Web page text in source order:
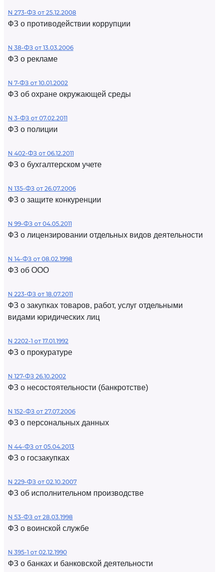
N 273-ФЗ от 25.12.2008
ФЗ о противодействии коррупции
N 38-ФЗ от 13.03.2006
ФЗ о рекламе
N 7-ФЗ от 10.01.2002
ФЗ об охране окружающей среды
N 3-ФЗ от 07.02.2011
ФЗ о полиции
N 402-ФЗ от 06.12.2011
ФЗ о бухгалтерском учете
N 135-ФЗ от 26.07.2006
ФЗ о защите конкуренции
N 99-ФЗ от 04.05.2011
ФЗ о лицензировании отдельных видов деятельности
N 14-ФЗ от 08.02.1998
ФЗ об ООО
N 223-ФЗ от 18.07.2011
ФЗ о закупках товаров, работ, услуг отдельными
видами юридических лиц
N 2202-1 от 17.01.1992
ФЗ о прокуратуре
N 127-ФЗ 26.10.2002
ФЗ о несостоятельности (банкротстве)
N 152-ФЗ от 27.07.2006
ФЗ о персональных данных
N 44-ФЗ от 05.04.2013
ФЗ о госзакупках
N 229-ФЗ от 02.10.2007
ФЗ об исполнительном производстве
N 53-ФЗ от 28.03.1998
ФЗ о воинской службе
N 395-1 от 02.12.1990
ФЗ о банках и банковской деятельности